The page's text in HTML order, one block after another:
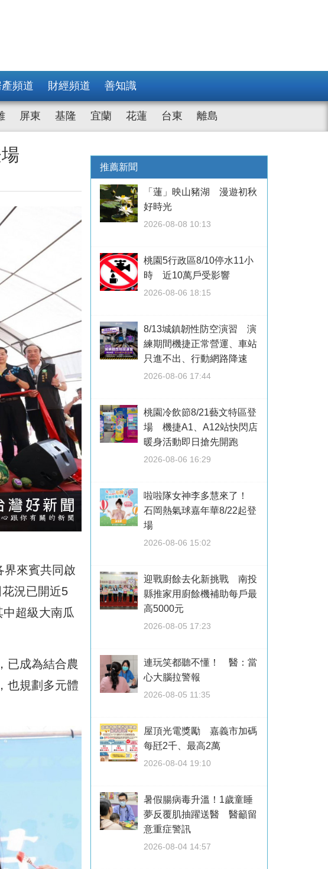
產頻道 財經頻道 善知識
屏東 基隆 宜蘭 花蓮 台東 離島
界來賓共同啟
況已開近5
超級大南瓜
已成為結合農
也規劃多元體
推薦新聞
「蓮」映山豬湖 漫遊初秋
好時光
2026-08-08 10:13
桃園5行政區8/10停水11小
時 近10萬戶受影響
2026-08-06 18:15
8/13城鎮韌性防空演習 演
練期間機捷正常營運、車站
只進不出、行動網路降速
2026-08-06 17:44
桃園冷飲節8/21藝文特區登
場 機捷A1、A12站快閃店
暖身活動即日搶先開跑
2026-08-06 16:29
啦啦隊女神李多慧來了！
石岡熱氣球嘉年華8/22起登
場
2026-08-06 15:02
迎戰廚餘去化新挑戰 南投
縣推家用廚餘機補助每戶最
高5000元
2026-08-05 17:23
連玩笑都聽不懂！ 醫：當
心大腦拉警報
2026-08-05 11:35
屋頂光電獎勵 嘉義市加碼
每瓩2千、最高2萬
2026-08-04 19:10
暑假腸病毒升溫！1歲童睡
夢反覆肌抽躍送醫 醫籲留
意重症警訊
2026-08-04 14:57